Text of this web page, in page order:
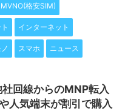
MVNO(格安SIM)
インターネット
スマホ ニュース
社回線からのMNP転入
人気端末が割引で購入